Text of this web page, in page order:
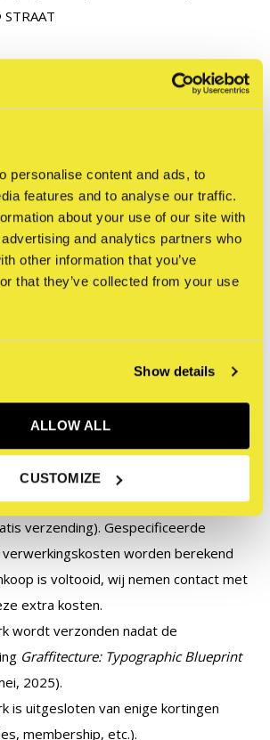
personalise content and ads, to
features and to analyse our traffic.
about your use of our site with
and analytics partners who
other information that you’ve
that they’ve collected from your use
Show details
ALLOW ALL
CUSTOMIZE
dat originele kunstwerken en
veilig worden verzonden, nemen we
zoals op maat gemaakte
gespecialiseerd transport en in
verzekering. Daarom zijn de volgende
komt niet in aanmerking voor 'free
verzending). Gespecificeerde
worden berekend
is voltooid, wij nemen contact met
extra kosten.
wordt verzonden nadat de
Graffitecture: Typographic Blueprint
2025).
is uitgesloten van enige kortingen
membership, etc.).